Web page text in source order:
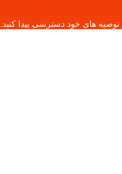
های خود دسترسی پیدا کنید.